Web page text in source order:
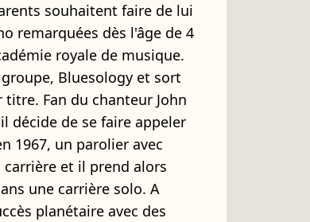
souhaitent faire de lui
remarquées dès l'âge de 4
royale de musique.
Bluesology et sort
Fan du chanteur John
décide de se faire appeler
1967, un parolier avec
et il prend alors
une carrière solo. A
planétaire avec des